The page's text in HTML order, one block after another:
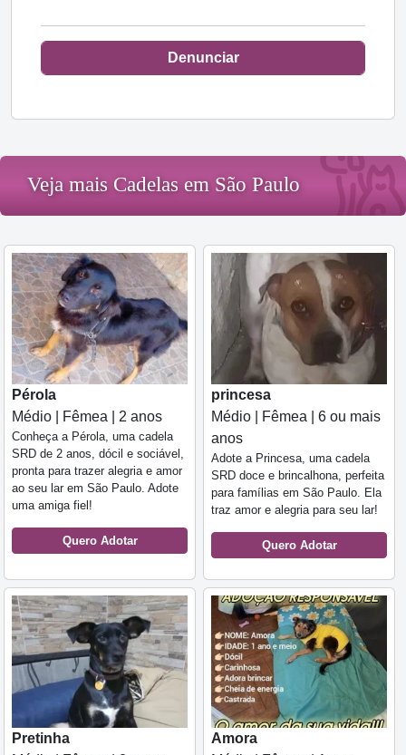
Denunciar
Veja mais Cadelas em São Paulo
Pérola
Médio | Fêmea | 2 anos
Conheça a Pérola, uma cadela
SRD de 2 anos, dócil e sociável,
pronta para trazer alegria e amor
ao seu lar em São Paulo. Adote
uma amiga fiel!
Quero Adotar
princesa
Médio | Fêmea | 6 ou mais
anos
Adote a Princesa, uma cadela
SRD doce e brincalhona, perfeita
para famílias em São Paulo. Ela
traz amor e alegria para seu lar!
Quero Adotar
Pretinha
Amora